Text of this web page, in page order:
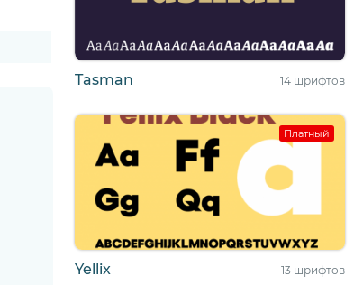
Tasman 14 шрифтов
Платный
Yellix 13 шрифтов